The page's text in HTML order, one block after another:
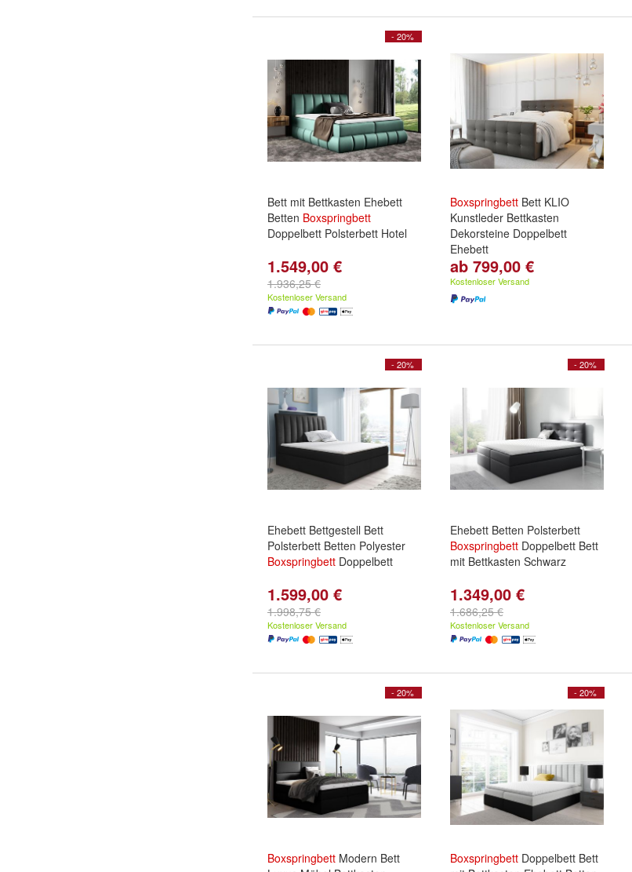
- 20%
Bett mit Bettkasten Ehebett
Betten Boxspringbett
Doppelbett Polsterbett Hotel
1.549,00 €
1.936,25 €
Kostenloser Versand
Boxspringbett Bett KLIO
Kunstleder Bettkasten
Dekorsteine Doppelbett
Ehebett
Maße:140cm x 200cm
160cm x 200cm
200cm
ab 799,00 €
Kostenloser Versand
- 20%
Ehebett Bettgestell Bett
Polsterbett Betten Polyester
Boxspringbett Doppelbett
1.599,00 €
1.998,75 €
Kostenloser Versand
- 20%
Ehebett Betten Polsterbett
Boxspringbett Doppelbett Bett
mit Bettkasten Schwarz
1.349,00 €
1.686,25 €
Kostenloser Versand
- 20%
Boxspringbett Modern Bett
- 20%
Boxspringbett Doppelbett Bett